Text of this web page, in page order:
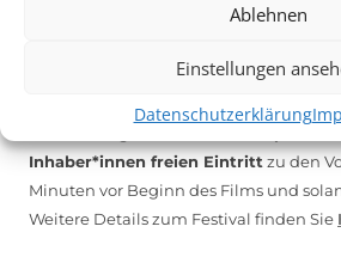
Ablehnen
Einstellungen
Datenschutzerklärung
Auch dieses Jahr findet wieder das
in Ludwigshafen statt.
Inhaber*innen freien Eintritt zu den
Minuten vor Beginn des Films und
Weitere Details zum Festival finden Sie